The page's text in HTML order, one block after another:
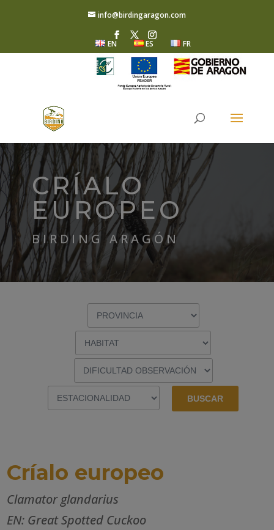
info@birdingaragon.com
EN ES FR
CRÍALO
EUROPEO
BIRDING ARAGÓN
Críalo europeo
Clamator glandarius
EN: Great Spotted Cuckoo